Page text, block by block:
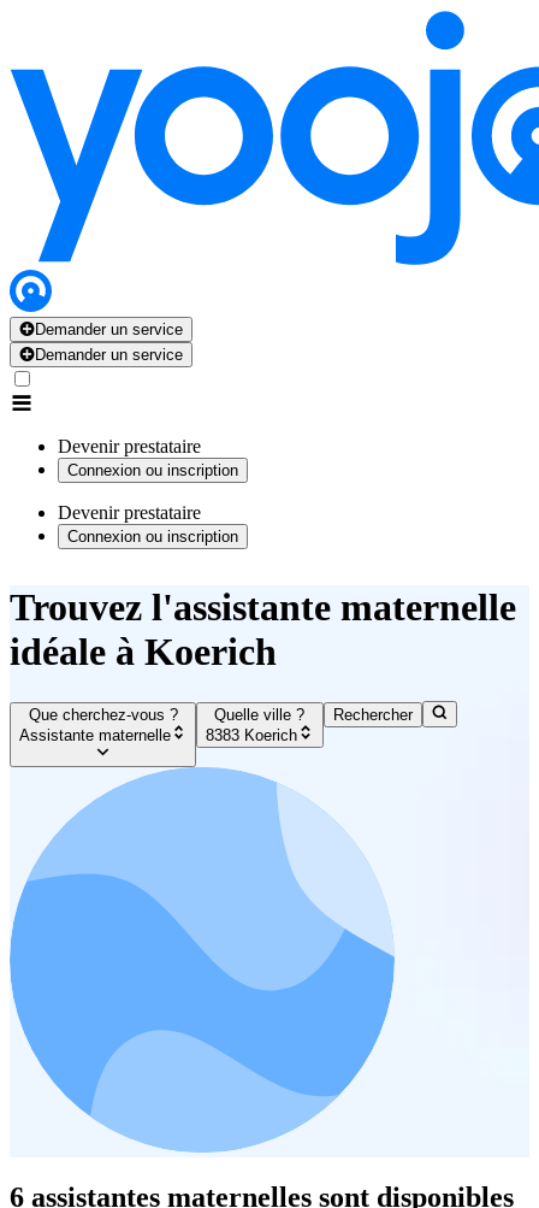
Demander un service
Demander un service
Devenir prestataire
Connexion ou inscription
Devenir prestataire
Connexion ou inscription
Trouvez l'assistante maternelle
idéale à Koerich
Que cherchez-vous ?
Assistante maternelle
Quelle ville ?
8383 Koerich
Rechercher
6 assistantes maternelles sont disponibles